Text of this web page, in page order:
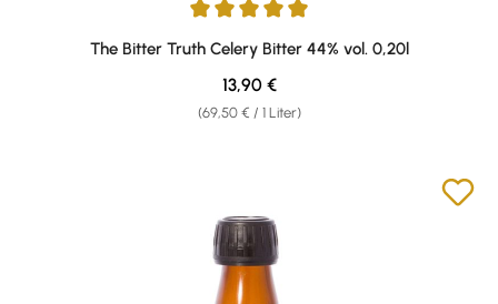
Durchschnittliche Bewertung von 5 von 5 Sternen
The Bitter Truth Celery Bitter 44% vol. 0,20l
(69,50 € / 1 Liter)
Regulärer Preis:
13,90 €